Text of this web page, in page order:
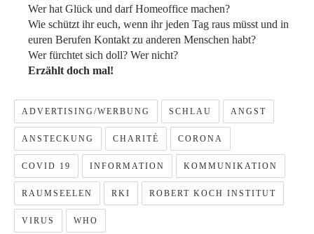
Wer hat Glück und darf Homeoffice machen?
Wie schützt ihr euch, wenn ihr jeden Tag raus müsst und in
euren Berufen Kontakt zu anderen Menschen habt?
Wer fürchtet sich doll? Wer nicht?
Erzählt doch mal!
ADVERTISING/WERBUNG SCHLAU ANGST
ANSTECKUNG CHARITÉ CORONA
COVID 19 INFORMATION KOMMUNIKATION
RAUMSEELEN RKI ROBERT KOCH INSTITUT
VIRUS WHO